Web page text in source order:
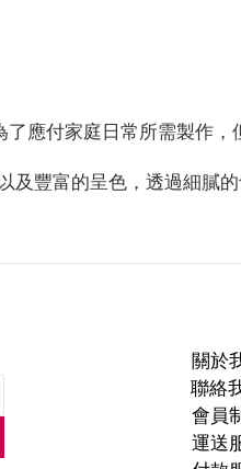
應付家庭日常所需製作
及豐富的呈色，透過細膩
關於
聯絡
會員
運送